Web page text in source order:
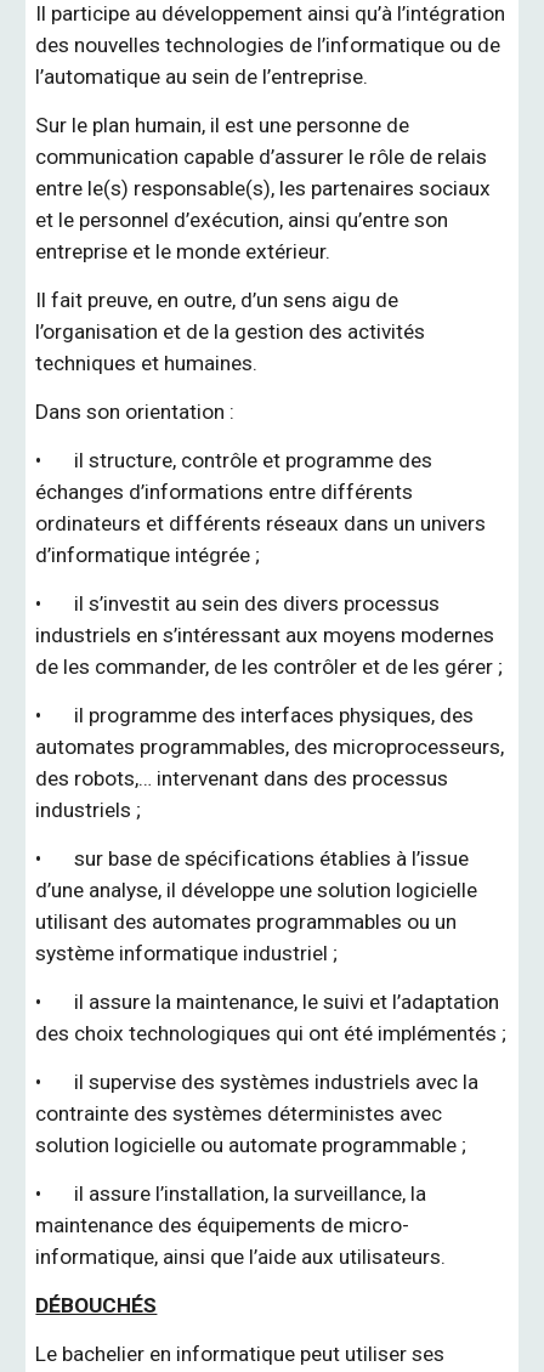
Il participe au développement ainsi qu’à l’intégration
des nouvelles technologies de l’informatique ou de
l’automatique au sein de l’entreprise.
Sur le plan humain, il est une personne de
communication capable d’assurer le rôle de relais
entre le(s) responsable(s), les partenaires sociaux
et le personnel d’exécution, ainsi qu’entre son
entreprise et le monde extérieur.
Il fait preuve, en outre, d’un sens aigu de
l’organisation et de la gestion des activités
techniques et humaines.
Dans son orientation :
•
il structure, contrôle et programme des
échanges d’informations entre différents
ordinateurs et différents réseaux dans un univers
d’informatique intégrée ;
•
il s’investit au sein des divers processus
industriels en s’intéressant aux moyens modernes
de les commander, de les contrôler et de les gérer ;
•
il programme des interfaces physiques, des
automates programmables, des microprocesseurs,
des robots,… intervenant dans des processus
industriels ;
•
sur base de spécifications établies à l’issue
d’une analyse, il développe une solution logicielle
utilisant des automates programmables ou un
système informatique industriel ;
•
il assure la maintenance, le suivi et l’adaptation
des choix technologiques qui ont été implémentés ;
•
il supervise des systèmes industriels avec la
contrainte des systèmes déterministes avec
solution logicielle ou automate programmable ;
•
il assure l’installation, la surveillance, la
maintenance des équipements de micro-
informatique, ainsi que l’aide aux utilisateurs.
DÉBOUCHÉS
Le bachelier en informatique peut utiliser ses